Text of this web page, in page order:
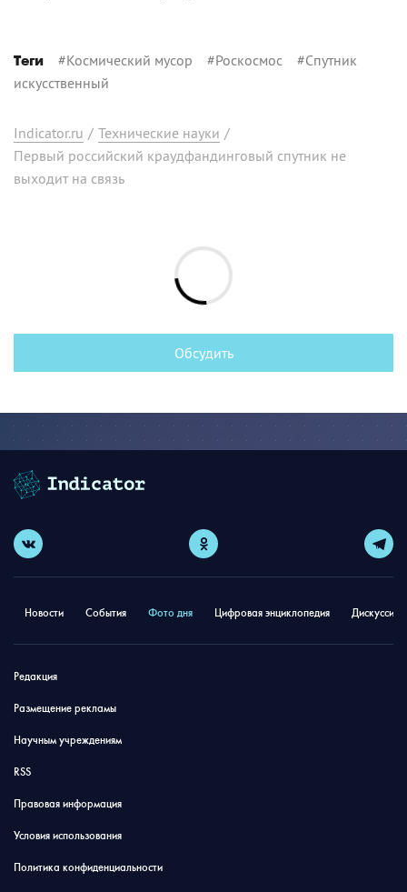
Теги #Космический мусор #Роскосмос #Спутник
искусственный
Indicator.ru / Технические науки /
Первый российский краудфандинговый спутник не
выходит на связь
Обсудить
Новости События Фото дня Цифровая энциклопедия
Редакция
Размещение рекламы
Научным учреждениям
RSS
Правовая информация
Условия использования
Политика конфиденциальности